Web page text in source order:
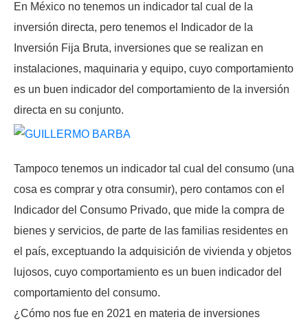
En México no tenemos un indicador tal cual de la
inversión directa, pero tenemos el Indicador de la
Inversión Fija Bruta, inversiones que se realizan en
instalaciones, maquinaria y equipo, cuyo comportamiento
es un buen indicador del comportamiento de la inversión
directa en su conjunto.
Tampoco tenemos un indicador tal cual del consumo (una
cosa es comprar y otra consumir), pero contamos con el
Indicador del Consumo Privado, que mide la compra de
bienes y servicios, de parte de las familias residentes en
el país, exceptuando la adquisición de vivienda y objetos
lujosos, cuyo comportamiento es un buen indicador del
comportamiento del consumo.
¿Cómo nos fue en 2021 en materia de inversiones